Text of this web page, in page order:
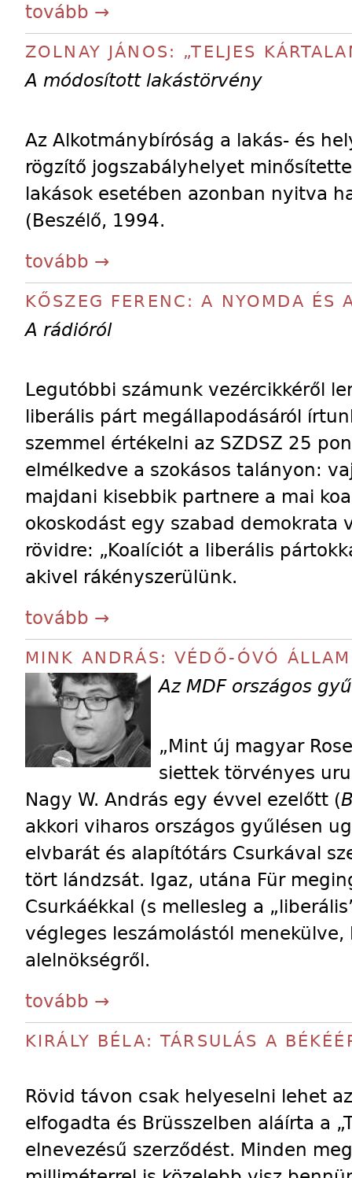
tovább →
ZOLNAY JÁNOS: „TELJES
A módosított lakástörvény
Az Alkotmánybíróság a lakás- és
rögzítő jogszabályhelyet
lakások esetében azonban nyitva
(Beszélő, 1994.
tovább →
KŐSZEG FERENC: A NYOMDA ÉS
A rádióról
Legutóbbi számunk vezércikkéről
liberális párt megállapodásáról
szemmel értékelni az SZDSZ 25
elmélkedve a szokásos talányon:
majdani kisebbik partnere a mai
okoskodást egy szabad demokrata
rövidre: „Koalíciót a liberális
akivel rákényszerülünk.
tovább →
MINK ANDRÁS: VÉDŐ-ÓVÓ
Az MDF országos
„Mint új magyar
siettek törvényes
Nagy W. András egy évvel ezelőtt (
akkori viharos országos gyűlésen
elvbarát és alapítótárs Csurkával
tört lándzsát. Igaz, utána Für
Csurkáékkal (s mellesleg a
végleges leszámolástól
alelnökségről.
tovább →
KIRÁLY BÉLA: TÁRSULÁS A
Rövid távon csak helyeselni lehet
elfogadta és Brüsszelben aláírta a
elnevezésű szerződést. Minden